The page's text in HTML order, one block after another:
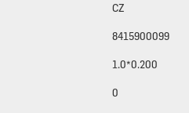
CZ
8415900099
1.0*0.200
0